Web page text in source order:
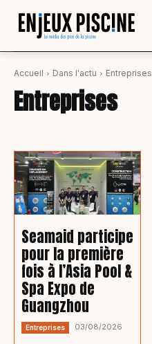
Accueil Dans l'actu Entreprises
Entreprises
Seamaid participe
pour la première
fois à l’Asia Pool &
Spa Expo de
Guangzhou
Entreprises 03/08/2026